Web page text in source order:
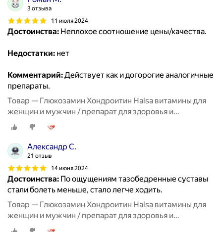
3 отзыва
11 июля 2024
Достоинства: Неплохое соотношение цены/качества.
Недостатки: нет
Комментарий:Действует как и догорогие аналогичные
препараты.
Товар — Глюкозамин Хондроитин Halsa витамины для
женщин и мужчин / препарат для здоровья и
восстановления хрящевой ткани, суставов и связок, 90
таблеток
Александр С.
21 отзыв
14 июня 2024
Достоинства: По ощущениям тазобедренные суставы
стали болеть меньше, стало легче ходить.
Товар — Глюкозамин Хондроитин Halsa витамины для
женщин и мужчин / препарат для здоровья и
восстановления хрящевой ткани, суставов и связок, 90